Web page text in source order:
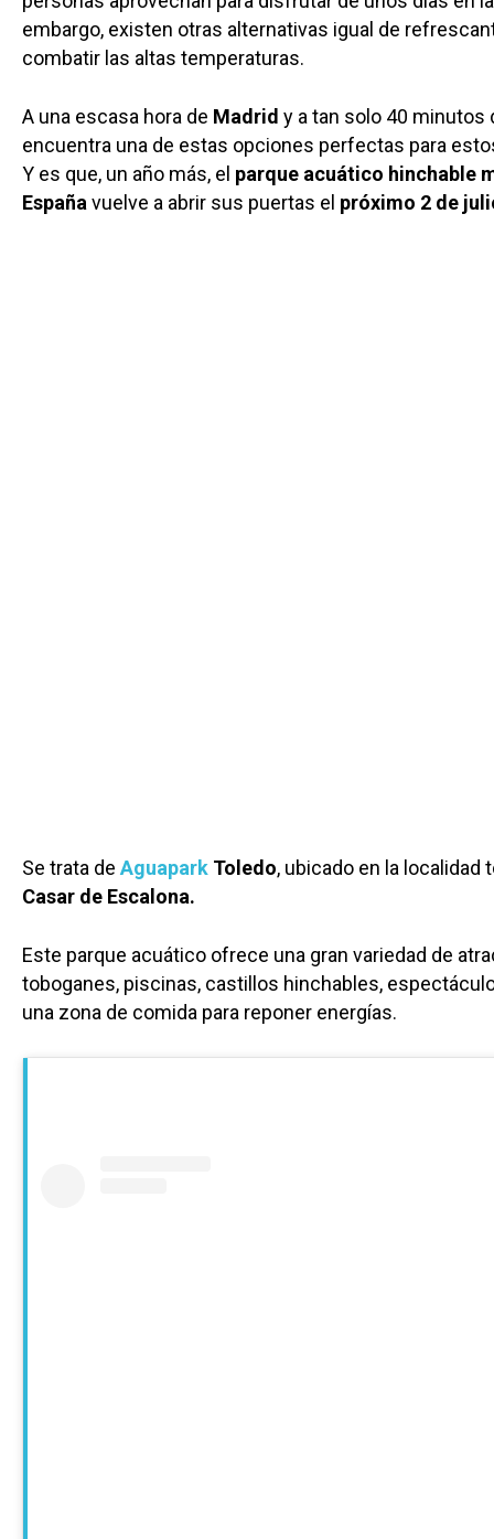
embargo, existen otras alternativas igual de
combatir las altas temperaturas.
A una escasa hora de Madrid y a tan solo 40 minutos
encuentra una de estas opciones perfectas para
Y es que, un año más, el parque acuático hinchable
España vuelve a abrir sus puertas el próximo 2 de
Se trata de Aguapark Toledo, ubicado en la localidad
Casar de Escalona.
Este parque acuático ofrece una gran variedad de
toboganes, piscinas, castillos hinchables,
una zona de comida para reponer energías.